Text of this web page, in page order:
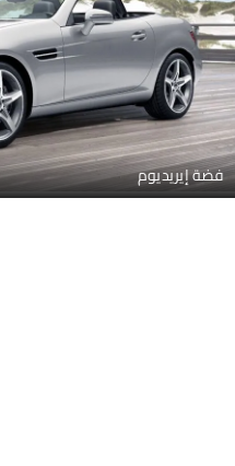
فضة إيريديوم